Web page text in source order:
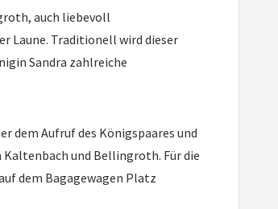
auch liebevoll
Laune. Traditionell wird dieser
Sandra zahlreiche
dem Aufruf des Königspaares und
und Bellingroth. Für die
dem Bagagewagen Platz